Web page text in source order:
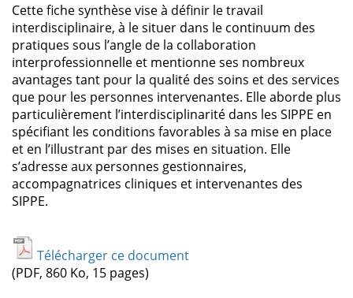
Cette fiche synthèse vise à définir le travail
interdisciplinaire, à le situer dans le continuum des
pratiques sous l’angle de la collaboration
interprofessionnelle et mentionne ses nombreux
avantages tant pour la qualité des soins et des services
que pour les personnes intervenantes. Elle aborde plus
particulièrement l’interdisciplinarité dans les SIPPE en
spécifiant les conditions favorables à sa mise en place
et en l’illustrant par des mises en situation. Elle
s’adresse aux personnes gestionnaires,
accompagnatrices cliniques et intervenantes des
SIPPE.
Télécharger ce document
(PDF, 860 Ko, 15 pages)